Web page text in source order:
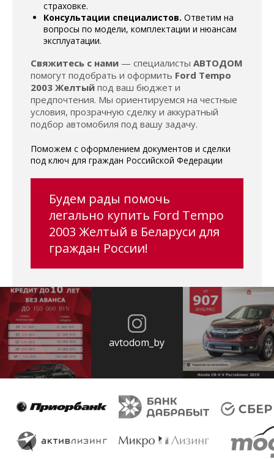
страховке.
Консультации специалистов. Ответим на
вопросы по модели, комплектации и нюансам
эксплуатации.
Свяжитесь с нами — специалисты АВТОДОМ
помогут подобрать и оформить Ford Tempo
2003 Желтый под ваш бюджет и
предпочтения. Мы ориентируемся на честные
условия, прозрачную сделку и аккуратный
подбор автомобиля под вашу задачу.
Поможем с оформлением документов и сделки
под ключ для граждан Российской Федерации
Будем рады помочь
легально купить Ford Tempo
2003 Желтый в Беларуси для
граждан России!
avtodom_by